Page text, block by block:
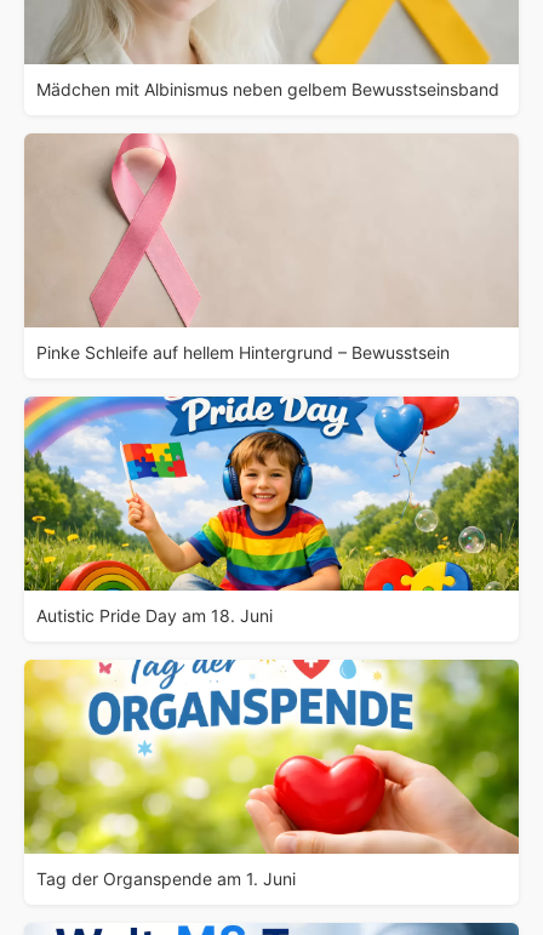
Mädchen mit Albinismus neben gelbem Bewusstseinsband
Pinke Schleife auf hellem Hintergrund – Bewusstsein
Autistic Pride Day am 18. Juni
Tag der Organspende am 1. Juni